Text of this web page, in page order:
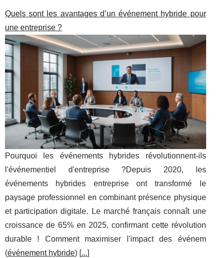
Quels sont les avantages d’un événement hybride pour
une entreprise ?
Pourquoi les événements hybrides révolutionnent-ils
l'événementiel d'entreprise ?Depuis 2020, les
événements hybrides entreprise ont transformé le
paysage professionnel en combinant présence physique
et participation digitale. Le marché français connaît une
croissance de 65% en 2025, confirmant cette révolution
durable ! Comment maximiser l'impact des événem
(événement hybride) [...]